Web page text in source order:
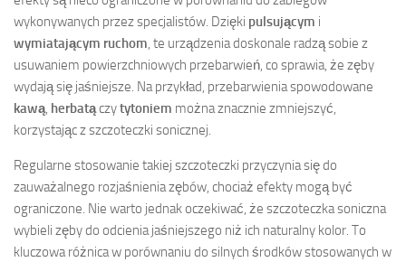
wykonywanych przez specjalistów. Dzięki pulsującym i
wymiatającym ruchom, te urządzenia doskonale radzą sobie z
usuwaniem powierzchniowych przebarwień, co sprawia, że zęby
wydają się jaśniejsze. Na przykład, przebarwienia spowodowane
kawą, herbatączytytoniem można znacznie zmniejszyć,
korzystając z szczoteczki sonicznej.
Regularne stosowanie takiej szczoteczki przyczynia się do
zauważalnego rozjaśnienia zębów, chociaż efekty mogą być
ograniczone. Nie warto jednak oczekiwać, że szczoteczka soniczna
wybieli zęby do odcienia jaśniejszego niż ich naturalny kolor. To
kluczowa różnica w porównaniu do silnych środków stosowanych w